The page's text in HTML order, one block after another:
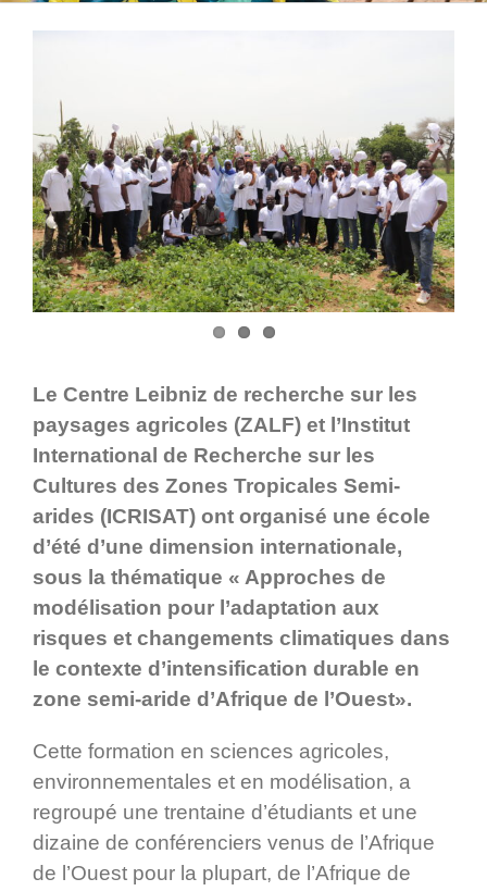
Le Centre Leibniz de recherche sur les
paysages agricoles (ZALF) et l’Institut
International de Recherche sur les
Cultures des Zones Tropicales Semi-
arides (ICRISAT) ont organisé une école
d’été d’une dimension internationale,
sous la thématique « Approches de
modélisation pour l’adaptation aux
risques et changements climatiques dans
le contexte d’intensification durable en
zone semi-aride d’Afrique de l’Ouest».
Cette formation en sciences agricoles,
environnementales et en modélisation, a
regroupé une trentaine d’étudiants et une
dizaine de conférenciers venus de l’Afrique
de l’Ouest pour la plupart, de l’Afrique de